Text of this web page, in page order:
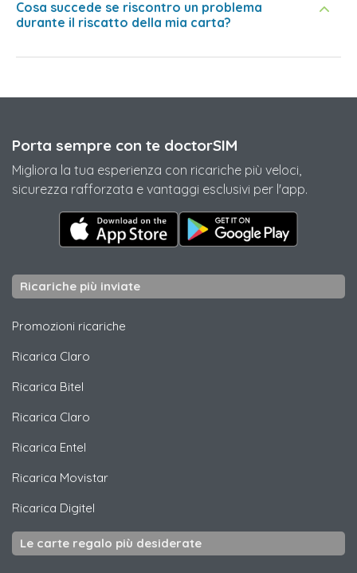
Cosa succede se riscontro un problema
durante il riscatto della mia carta?
Porta sempre con te doctorSIM
Migliora la tua esperienza con ricariche più veloci,
sicurezza rafforzata e vantaggi esclusivi per l'app.
Ricariche più inviate
Promozioni ricariche
Ricarica Claro
Ricarica Bitel
Ricarica Claro
Ricarica Entel
Ricarica Movistar
Ricarica Digitel
Le carte regalo più desiderate